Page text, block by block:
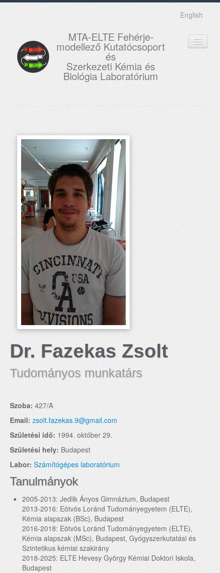
English
MTA-ELTE Fehérje-
modellező Kutatócsoport
és
Szerkezeti Kémia és
Biológia Laboratórium
OKTATÁS
MUNKATÁRSAK
AKTUÁLIS
GALÉRIA
KAPCSOLAT
Dr. Fazekas Zsolt
Tudományos munkatárs
Szoba: 427/A
Email: zsolt.fazekas.9@gmail.com
Születési idő: 1994. október 29.
Születési hely: Budapest
Labor: Számítógépes laboratórium
Tanulmányok
2005-2013: Jedlik Ányos Gimnázium, Budapest
2013-2016: Eötvös Loránd Tudományegyetem (ELTE),
Kémia alapszak (BSc), Budapest
2016-2018: Eötvös Loránd Tudományegyetem (ELTE),
Kémia alapszak (MSc), Budapest, Gyógyszerkutatási és
Szintetikus kémiai szakirány
2018-2025: ELTE Hevesy György Kémiai Doktori Iskola,
Budapest